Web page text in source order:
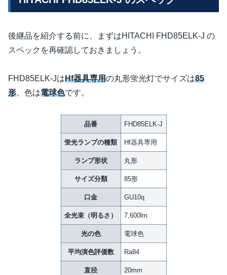
後継品を紹介する前に、まずはHITACHI FHD85ELK-J の
スペックを再確認しておきましょう。
FHD85ELK-JはHf器具専用の丸形蛍光灯でサイズは85
形 、色は電球色です。
品番 FHD85ELK-J
蛍光ランプの種類 Hf器具専用
ランプ形状 丸形
サイズ分類 85形
口金 GU10q
全光束（明るさ） 7,600lm
光の色 電球色
平均演色評価数 Ra84
直径 20mm